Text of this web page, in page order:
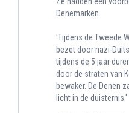
Denemarken.
'Tijdens de Tweede
bezet door nazi-
tijdens de 5 jaar
door de straten van
bewaker. De Denen
licht in de duisternis.'